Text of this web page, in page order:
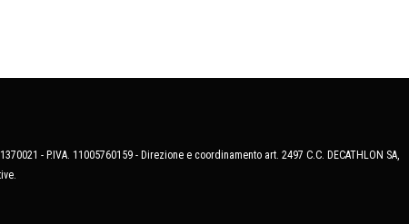
- P.IVA. 11005760159 - Direzione e coordinamento art. 2497 C.C. DECATHLON SA,